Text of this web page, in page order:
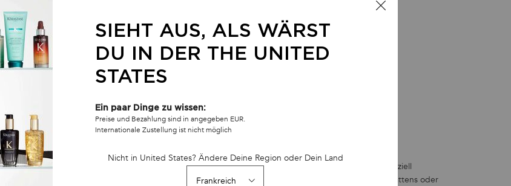
schützen, vor allem wenn Sie ein Fan von Föhnen oder Glätten sind.
wurde speziell
Sie geben strapazierten Spitzen neue Spannkraft und werden die schädlichen Auswirkungen des Glättens oder
SIEHT AUS, ALS WÄRST
DU IN DER THE UNITED
STATES
Ein paar Dinge zu wissen:
Preise und Bezahlung sind in angegeben EUR.
Internationale Zustellung ist nicht möglich
Nicht in United States? Ändere Deine Region oder Dein Land